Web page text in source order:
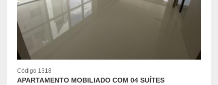
Código 1318
APARTAMENTO MOBILIADO COM 04 SUÍTES